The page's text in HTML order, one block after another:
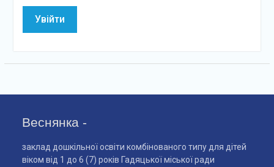
Веснянка -
заклад дошкільної освіти комбінованого типу для дітей
віком від 1 до 6 (7) років Гадяцької міської ради